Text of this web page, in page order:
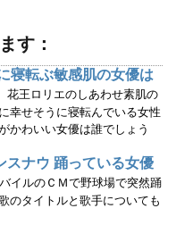
す：
寝転ぶ敏感肌の女優は
花王ロリエのしあわせ素肌の
幸せそうに寝転んでいる女性
かわいい女優は誰でしょう
スナウ 踊っている女優
イルのＣＭで野球場で突然踊
のタイトルと歌手についても